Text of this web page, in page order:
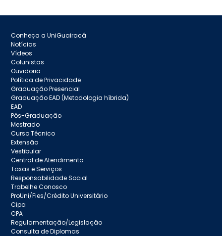
Conheça a UniGuairacá
Notícias
Vídeos
Colunistas
Ouvidoria
Política de Privacidade
Graduação Presencial
Graduação EAD (Metodologia híbrida)
EAD
Pós-Graduação
Mestrado
Curso Técnico
Extensão
Vestibular
Central de Atendimento
Taxas e Serviços
Responsabilidade Social
Trabelhe Conosco
ProUni/Fies/Crédito Universitário
Cipa
CPA
Regulamentação/Legislação
Consulta de Diplomas